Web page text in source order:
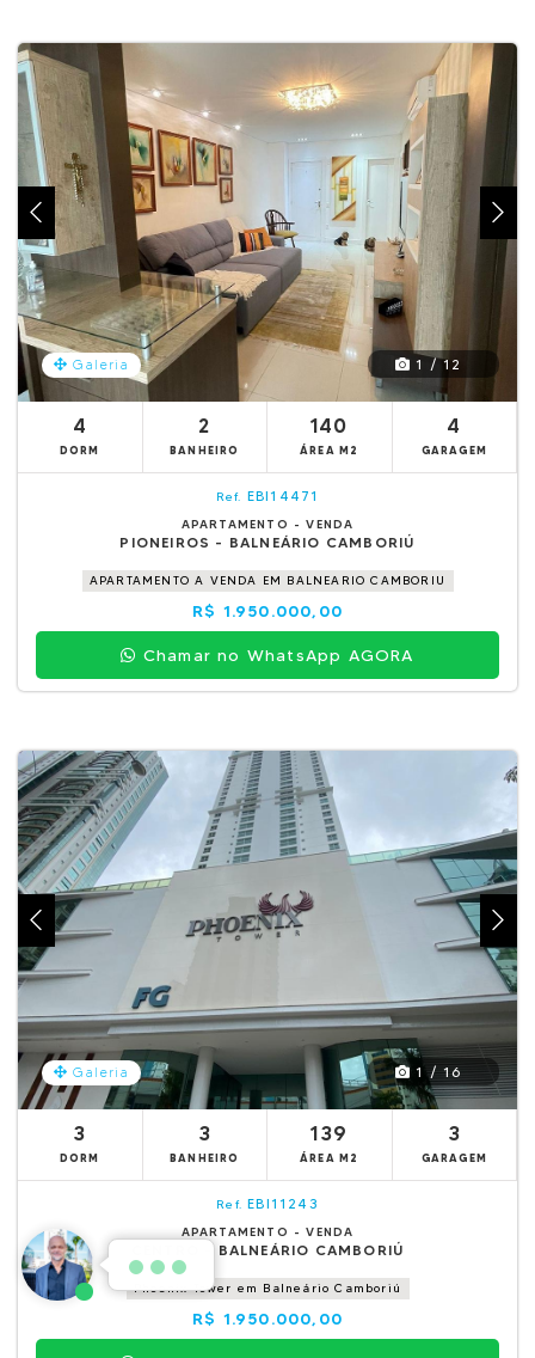
Galeria 1 / 12
4
DORM
2
BANHEIRO
140
ÁREA M2
4
GARAGEM
Ref. EBI14471
APARTAMENTO - VENDA
PIONEIROS - BALNEÁRIO CAMBORIÚ
APARTAMENTO A VENDA EM BALNEARIO CAMBORIU
R$ 1.950.000,00
Chamar no WhatsApp AGORA
Galeria 1 / 16
3
DORM
3
BANHEIRO
139
ÁREA M2
3
GARAGEM
Ref. EBI11243
APARTAMENTO - VENDA
CENTRO - BALNEÁRIO CAMBORIÚ
Phoenix Tower em Balneário Camboriú
R$ 1.950.000,00